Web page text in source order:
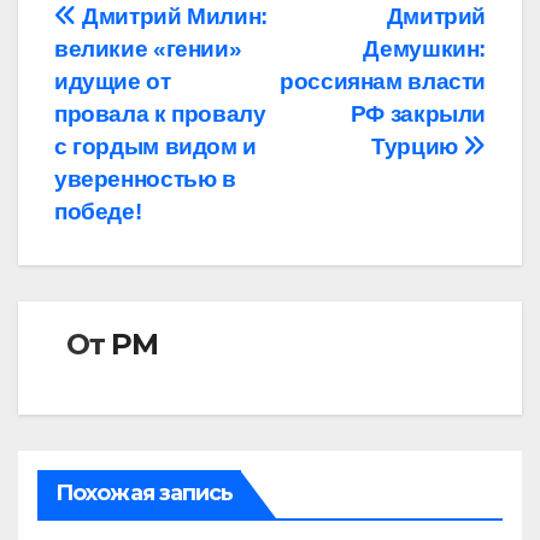
Навигация
по
записям
Дмитрий
Демушкин:
россиянам власти
РФ закрыли
Турцию
Дмитрий Милин:
великие «гении»
идущие от
провала к провалу
с гордым видом и
уверенностью в
победе!
От РМ
Похожая запись